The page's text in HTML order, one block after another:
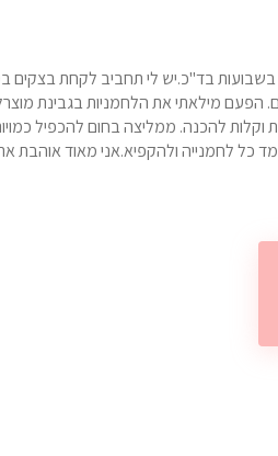
בד"כ.יש לי תחביב לקחת בצקים
מילאתי את הלחמניות בגבינת
להכנה. ממליצה בחום להכפיל
כל לחמנייה ולהקפיא.אני מאוד אוהבת